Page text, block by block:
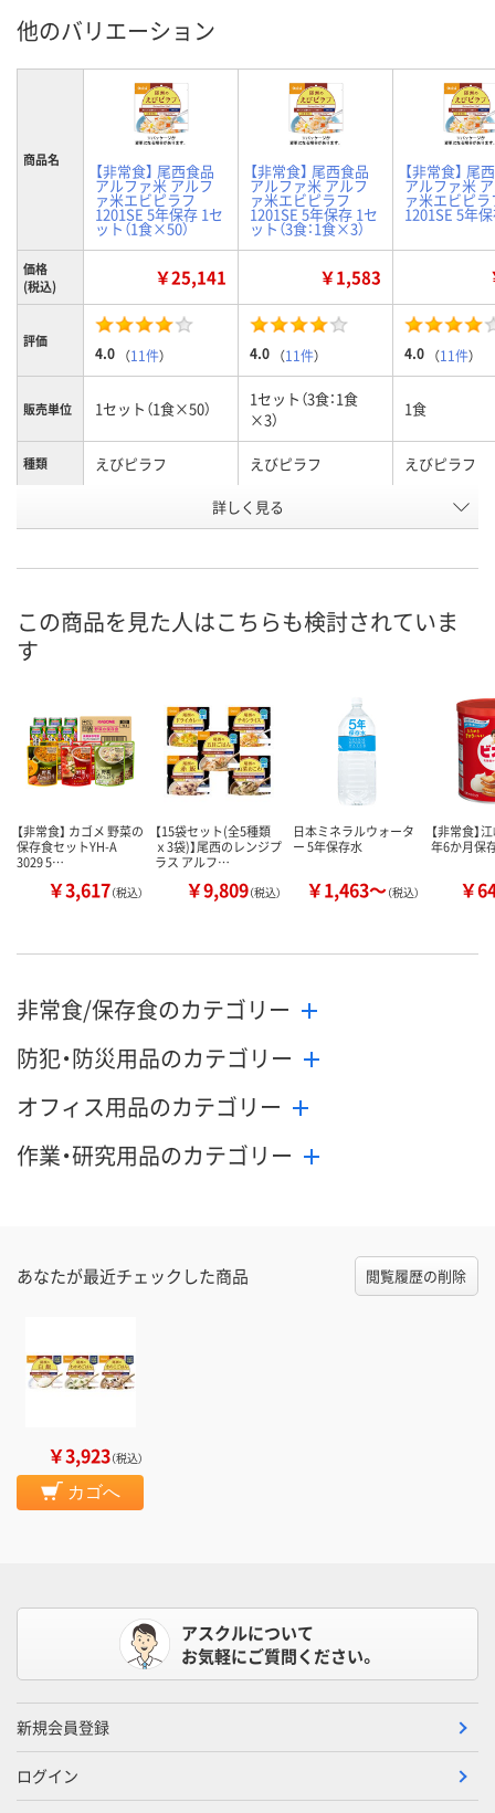
他のバリエーション
商品名
【非常食】 尾西食品
アルファ米 アルフ
ァ米エビピラフ
1201SE 5年保存 1セ
ット（1食×50）
【非常食】 尾西食品
アルファ米 アルフ
ァ米エビピラフ
1201SE 5年保存 1セ
ット（3食：1食×3）
【非常食】 尾
アルファ米
ァ米エビピラ
1201SE 5年
価格
(税込)
￥25,141 ￥1,583
評価
4.0 （11件） 4.0 （11件） 4.0 （11件）
販売単位 1セット（1食×50）
1セット（3食：1食
×3）
1食
種類 えびピラフ えびピラフ えびピラフ
3112922 3112913
お届け日 8月10日（月） 8月10日（月） 8月10日（月）
カゴへ
数量
カゴへ カ
詳しく見る
この商品を見た人はこちらも検討されていま
す
【非常食】 カゴメ 野菜の
保存食セットYH-A
3029 5…
￥3,617（税込）
【15袋セット(全5種類
ｘ3袋)】尾西のレンジプ
ラス アルフ…
￥9,809（税込）
日本ミネラルウォータ
ー 5年保存水
￥1,463～（税込）
【非常食】
年6か月保
￥
非常食/保存食のカテゴリー
防犯・防災用品のカテゴリー
オフィス用品のカテゴリー
作業・研究用品のカテゴリー
あなたが最近チェックした商品 閲覧履歴の削除
￥3,923（税込）
カゴへ
アスクルについて
お気軽にご質問ください。
新規会員登録
ログイン